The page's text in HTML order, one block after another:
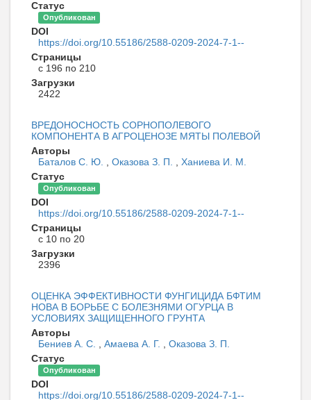
Статус
Опубликован
DOI
https://doi.org/10.55186/2588-0209-2024-7-1--
Страницы
с 196 по 210
Загрузки
2422
ВРЕДОНОСНОСТЬ СОРНОПОЛЕВОГО
КОМПОНЕНТА В АГРОЦЕНОЗЕ МЯТЫ ПОЛЕВОЙ
Авторы
Баталов С. Ю.
Оказова З. П.
Ханиева И. М.
Статус
Опубликован
DOI
https://doi.org/10.55186/2588-0209-2024-7-1--
Страницы
с 10 по 20
Загрузки
2396
ОЦЕНКА ЭФФЕКТИВНОСТИ ФУНГИЦИДА БФТИМ
НОВА В БОРЬБЕ С БОЛЕЗНЯМИ ОГУРЦА В
УСЛОВИЯХ ЗАЩИЩЕННОГО ГРУНТА
Авторы
Бениев А. С.
Амаева А. Г.
Оказова З. П.
Статус
Опубликован
DOI
https://doi.org/10.55186/2588-0209-2024-7-1--